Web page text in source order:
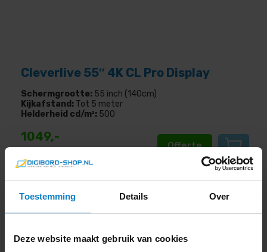
Toestemming Details Over
Deze website maakt gebruik van cookies
Cleverlive 55″ 4K CL Pro Display
Schermgrootte: 55 inch (140cm)
Kijkafstand: Tot 5 meter
Helderheid cd/m²: 500
1049,-
1.269,- incl. btw Offerte